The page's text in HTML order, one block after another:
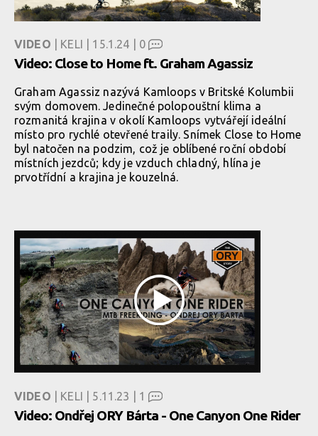
VIDEO | KELI | 15.1.24 | 0
Video: Close to Home ft. Graham Agassiz
Graham Agassiz nazývá Kamloops v Britské Kolumbii
svým domovem. Jedinečné polopouštní klima a
rozmanitá krajina v okolí Kamloops vytvářejí ideální
místo pro rychlé otevřené traily. Snímek Close to Home
byl natočen na podzim, což je oblíbené roční období
místních jezdců; kdy je vzduch chladný, hlína je
prvotřídní a krajina je kouzelná.
VIDEO | KELI | 5.11.23 | 1
Video: Ondřej ORY Bárta - One Canyon One Rider